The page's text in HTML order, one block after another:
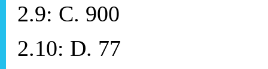
2.9: C. 900
2.10: D. 77